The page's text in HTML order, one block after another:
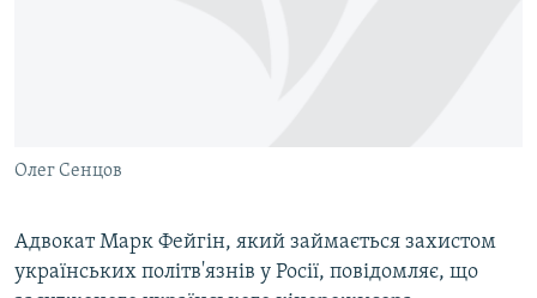
УКРАЇНСЬКА ПРОБЛЕМА КРИМУ
Олег Сенцов
Адвокат Марк Фейгін, який займається захистом
українських політв'язнів у Росії, повідомляє, що